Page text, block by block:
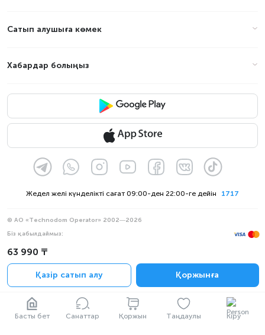
Басты бет Санаттар Қоржын Таңдаулы Кіру
63 990 ₸
Қазір сатып алу Қоржынға
Сатып алушыға көмек
Хабардар болыңыз
1717
Жедел желі күнделікті сағат 09:00-ден 22:00-ге дейін
© АО «Technodom Operator» 2002—2026
Біз қабылдаймыз:
Ресми хабарлама